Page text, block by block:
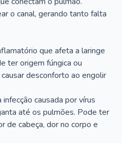
o canal, gerando tanto falta
que afeta a laringe
ter origem fúngica ou
desconforto ao engolir
infecção causada por vírus
até os pulmões. Pode ter
de cabeça, dor no corpo e